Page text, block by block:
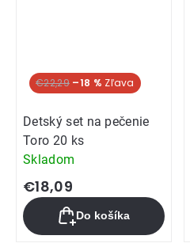
€22,29 –18 %
Detský set na pečenie
Toro 20 ks
Skladom
€18,09
Do košíka